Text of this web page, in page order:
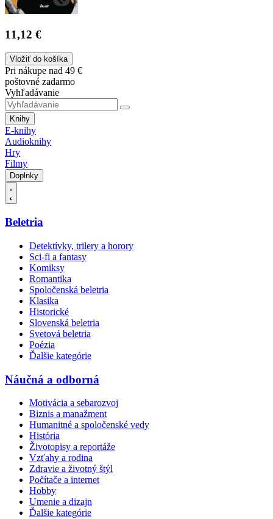
11,12 €
Vložiť do košíka
Pri nákupe nad 49 €
poštovné zadarmo
Vyhľadávanie
Knihy
E-knihy
Audioknihy
Hry
Filmy
Doplnky
Beletria
Detektívky, trilery a horory
Sci-fi a fantasy
Komiksy
Romantika
Spoločenská beletria
Klasika
Historické
Slovenská beletria
Svetová beletria
Poézia
Ďalšie kategórie
Náučná a odborná
Motivácia a sebarozvoj
Biznis a manažment
Humanitné a spoločenské vedy
História
Životopisy a reportáže
Vzťahy a rodina
Zdravie a životný štýl
Počítače a internet
Hobby
Umenie a dizajn
Ďalšie kategórie